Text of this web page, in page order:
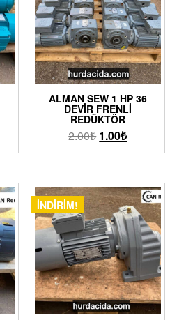
ALMAN SEW 1 HP 36
DEVIR FRENLI
REDÜKTÖR
2.00₺ 1.00₺
İNDIRIM!